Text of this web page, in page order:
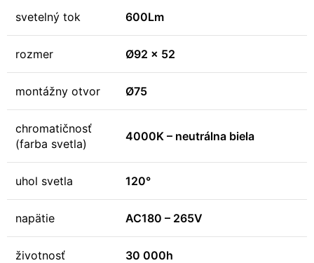
svetelný tok 600Lm
rozmer Ø92 x 52
montážny otvor Ø75
chromatičnosť
(farba svetla)
4000K – neutrálna biela
uhol svetla 120°
napätie AC180 – 265V
životnosť 30 000h